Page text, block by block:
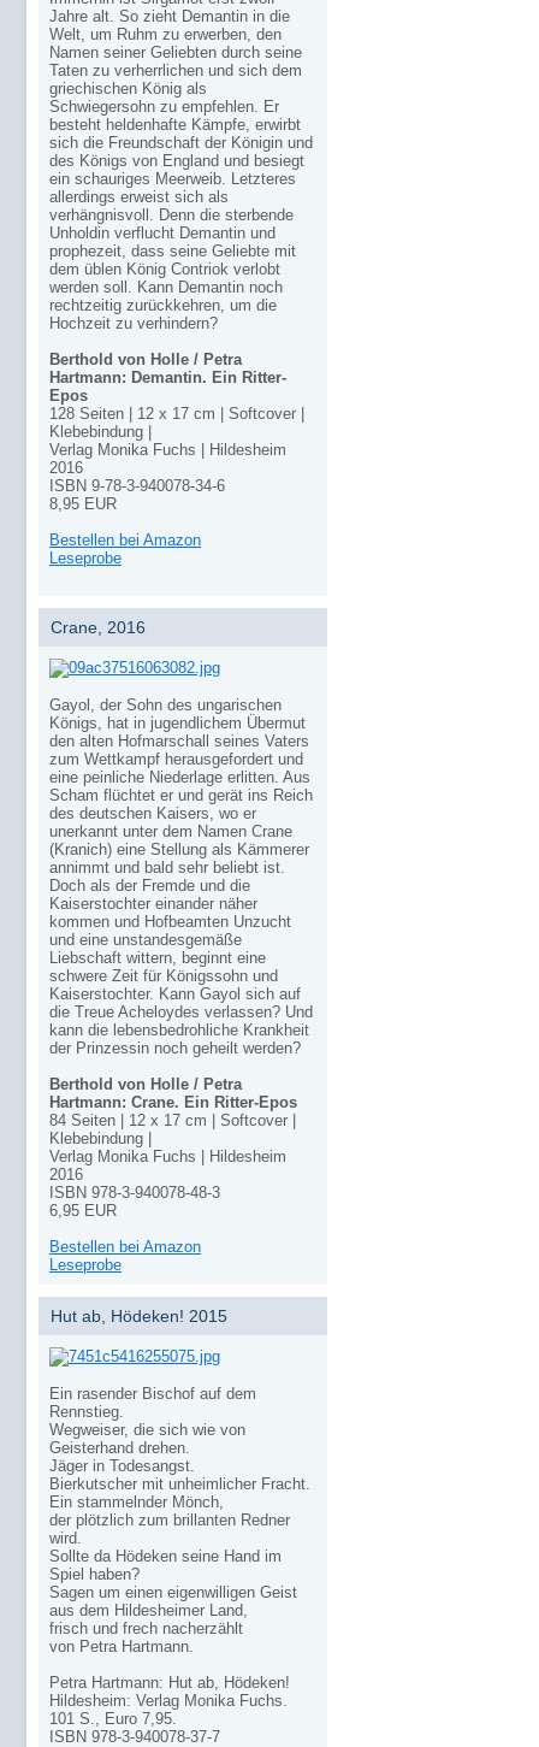
Jahre alt. So zieht Demantin in die
Welt, um Ruhm zu erwerben, den
Namen seiner Geliebten durch seine
Taten zu verherrlichen und sich dem
griechischen König als
Schwiegersohn zu empfehlen. Er
besteht heldenhafte Kämpfe, erwirbt
sich die Freundschaft der Königin und
des Königs von England und besiegt
ein schauriges Meerweib. Letzteres
allerdings erweist sich als
verhängnisvoll. Denn die sterbende
Unholdin verflucht Demantin und
prophezeit, dass seine Geliebte mit
dem üblen König Contriok verlobt
werden soll. Kann Demantin noch
rechtzeitig zurückkehren, um die
Hochzeit zu verhindern?
Berthold von Holle / Petra
Hartmann: Demantin. Ein Ritter-
Epos
128 Seiten | 12 x 17 cm | Softcover |
Klebebindung |
Verlag Monika Fuchs | Hildesheim
2016
ISBN 9-78-3-940078-34-6
8,95 EUR
Bestellen bei Amazon
Leseprobe
Crane, 2016
Gayol, der Sohn des ungarischen
Königs, hat in jugendlichem Übermut
den alten Hofmarschall seines Vaters
zum Wettkampf herausgefordert und
eine peinliche Niederlage erlitten. Aus
Scham flüchtet er und gerät ins Reich
des deutschen Kaisers, wo er
unerkannt unter dem Namen Crane
(Kranich) eine Stellung als Kämmerer
annimmt und bald sehr beliebt ist.
Doch als der Fremde und die
Kaiserstochter einander näher
kommen und Hofbeamten Unzucht
und eine unstandesgemäße
Liebschaft wittern, beginnt eine
schwere Zeit für Königssohn und
Kaiserstochter. Kann Gayol sich auf
die Treue Acheloydes verlassen? Und
kann die lebensbedrohliche Krankheit
der Prinzessin noch geheilt werden?
Berthold von Holle / Petra
Hartmann: Crane. Ein Ritter-Epos
84 Seiten | 12 x 17 cm | Softcover |
Klebebindung |
Verlag Monika Fuchs | Hildesheim
2016
ISBN 978-3-940078-48-3
6,95 EUR
Bestellen bei Amazon
Leseprobe
Hut ab, Hödeken! 2015
Ein rasender Bischof auf dem
Rennstieg.
Wegweiser, die sich wie von
Geisterhand drehen.
Jäger in Todesangst.
Bierkutscher mit unheimlicher Fracht.
Ein stammelnder Mönch,
der plötzlich zum brillanten Redner
wird.
Sollte da Hödeken seine Hand im
Spiel haben?
Sagen um einen eigenwilligen Geist
aus dem Hildesheimer Land,
frisch und frech nacherzählt
von Petra Hartmann.
Petra Hartmann: Hut ab, Hödeken!
Hildesheim: Verlag Monika Fuchs.
101 S., Euro 7,95.
ISBN 978-3-940078-37-7